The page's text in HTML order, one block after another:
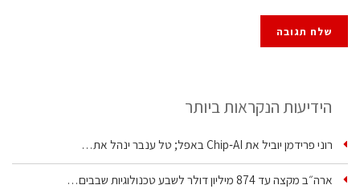
הידיעות הנקראות ביותר
רוני פרידמן יוביל את Chip‑AI באפל; טל ענבר ינהל את…
ארה״ב מקצה עד 874 מיליון דולר לשבע טכנולוגיות שבבים…